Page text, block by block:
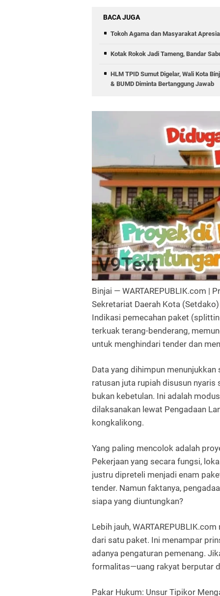
BACA JUGA
Tokoh Agama dan Masyarakat
Kotak Rokok Jadi Tameng, Bandar
HLM TPID Sumut Digelar, Wali Kota
& BUMD Diminta Bertanggung Jawab
Binjai — WARTAREPUBLIK.com |
Sekretariat Daerah Kota
Indikasi pemecahan paket
terkuak terang-benderang,
untuk menghindari tender dan
Data yang dihimpun
ratusan juta rupiah disusun nyaris
bukan kebetulan. Ini adalah
dilaksanakan lewat Pengadaan
kongkalikong.
Yang paling mencolok adalah
Pekerjaan yang secara fungsi,
justru dipreteli menjadi enam
tender. Namun faktanya,
siapa yang diuntungkan?
Lebih jauh,
dari satu paket. Ini menampar
adanya pengaturan pemenang.
formalitas—uang rakyat berputar
Pakar Hukum: Unsur Tipikor